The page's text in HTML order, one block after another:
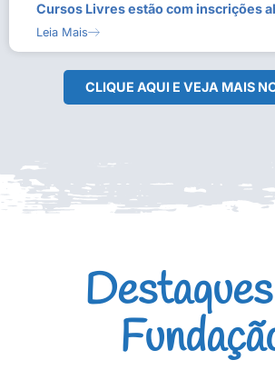
Cursos Livres estão com inscrições
Leia Mais
CLIQUE AQUI E VEJA MAIS